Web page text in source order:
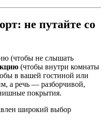
не путайте со
(чтобы не слышать
(чтобы внутри комнаты
в вашей гостиной или
а речь — разборчивой,
покрытия.
широкий выбор